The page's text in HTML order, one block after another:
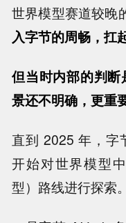
世界模型赛道较晚
入字节的周畅，扛
但当时内部的判
景还不明确，更重
直到 2025 年，字
开始对世界模型
型）路线进行探索